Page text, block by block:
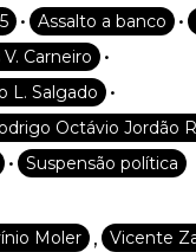
• Assalto a banco •
Carneiro •
L. Salgado •
Octávio Jordão
• Suspensão política
Moler , Vicente